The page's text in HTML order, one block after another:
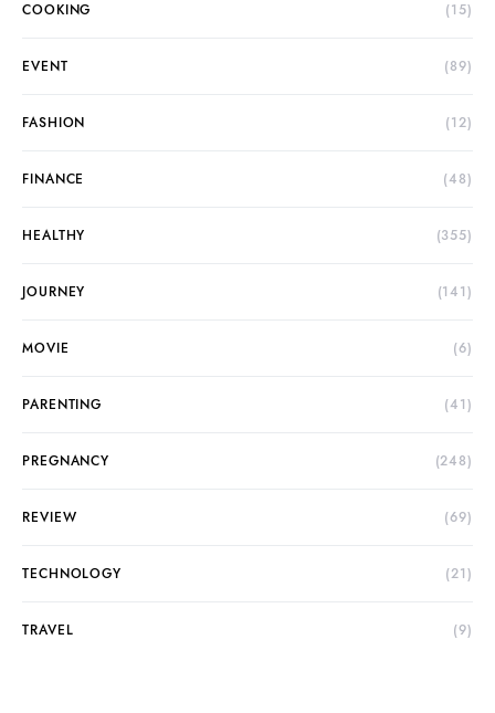
COOKING (15)
EVENT (89)
FASHION (12)
FINANCE (48)
HEALTHY (355)
JOURNEY (141)
MOVIE (6)
PARENTING (41)
PREGNANCY (248)
REVIEW (69)
TECHNOLOGY (21)
TRAVEL (9)